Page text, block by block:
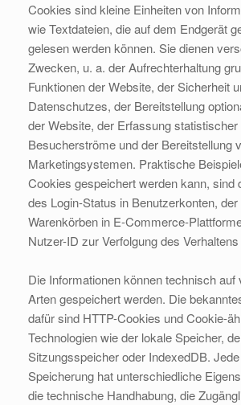
Cookies sind kleine Einheiten von
wie Textdateien, die auf dem Endgerät
gelesen werden können. Sie dienen
Zwecken, u. a. der Aufrechterhaltung
Funktionen der Website, der Sicherheit
Datenschutzes, der Bereitstellung
der Website, der Erfassung
Besucherströme und der Bereitstellung
Marketingsystemen. Praktische
Cookies gespeichert werden kann, sind
des Login-Status in Benutzerkonten,
Warenkörben in E-Commerce-
Nutzer-ID zur Verfolgung des
Die Informationen können technisch auf
Arten gespeichert werden. Die
dafür sind HTTP-Cookies und Cookie-
Technologien wie der lokale Speicher,
Sitzungsspeicher oder IndexedDB.
Speicherung hat unterschiedliche
die technische Handhabung, die